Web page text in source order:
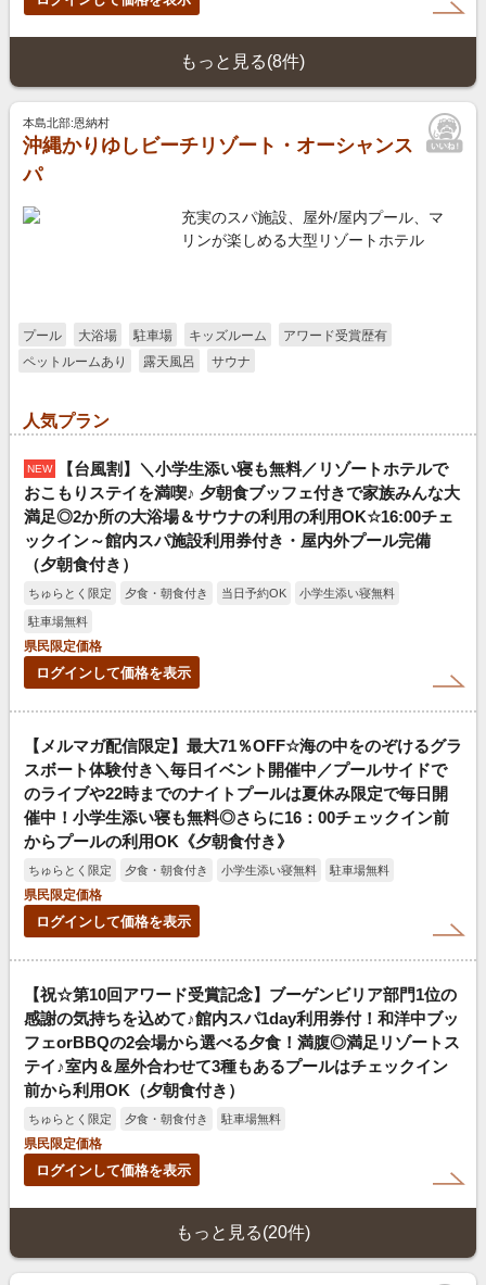
もっと見る(8件)
本島北部:恩納村
沖縄かりゆしビーチリゾート・オーシャンス
パ
充実のスパ施設、屋外/屋内プール、マ
リンが楽しめる大型リゾートホテル
プール 大浴場 駐車場 キッズルーム
アワード受賞歴有
ペットルームあり
露天風呂 サウナ
人気プラン
NEW
【台風割】＼小学生添い寝も無料／リゾートホテルで
おこもりステイを満喫♪ 夕朝食ブッフェ付きで家族みんな大
満足◎2か所の大浴場＆サウナの利用の利用OK☆16:00チェ
ックイン～館内スパ施設利用券付き・屋内外プール完備
（夕朝食付き）
ちゅらとく限定 夕食・朝食付き 当日予約OK 小学生添い寝無料
駐車場無料
県民限定価格
ログインして価格を表示
【メルマガ配信限定】最大71％OFF☆海の中をのぞけるグラ
スボート体験付き＼毎日イベント開催中／プールサイドで
のライブや22時までのナイトプールは夏休み限定で毎日開
催中！小学生添い寝も無料◎さらに16：00チェックイン前
からプールの利用OK《夕朝食付き》
ちゅらとく限定 夕食・朝食付き 小学生添い寝無料
駐車場無料
県民限定価格
ログインして価格を表示
【祝☆第10回アワード受賞記念】ブーゲンビリア部門1位の
感謝の気持ちを込めて♪館内スパ1day利用券付！和洋中ブッ
フェorBBQの2会場から選べる夕食！満腹◎満足リゾートス
テイ♪室内＆屋外合わせて3種もあるプールはチェックイン
前から利用OK（夕朝食付き）
ちゅらとく限定 夕食・朝食付き
駐車場無料
県民限定価格
ログインして価格を表示
もっと見る(20件)